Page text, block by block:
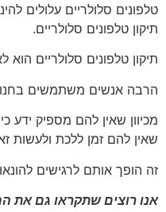
טלפונים סלולריים עלולים
תיקון טלפונים סלולריים.
תיקון טלפונים סלולריים
הרבה אנשים משתמשים
מכיוון שאין להם מספיק
שאין להם זמן ללכת ולעשות
זה הופך אותם לרגישים
אנו רוצים שתקראו גם את